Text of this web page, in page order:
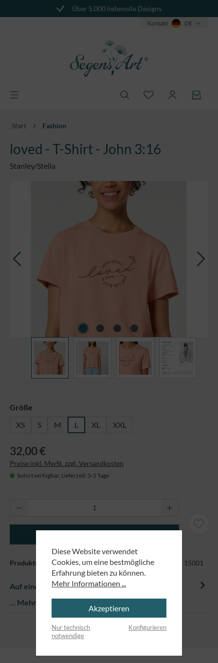
Über 5.000 liebevolle Designs
Kontakt DE
Start Fashion
loved - T-Shirt - John 3:16
Stanley/Stella
Bildergalerie überspringen
Größe
XS
S M L XL XXL
32,00 €
Preise inkl. MwSt. zzgl. Versandkosten
Sofort verfügbar, Lieferzeit: 3-5 Tage
Produkt Anzahl: Gib den gewünschten
Produktnummer:EM-STTW172-FraichePeche-D GrößeL 15001
Auf einem Blick
… Mehr
Diese Website verwendet
Cookies, um eine bestmögliche
Erfahrung bieten zu können.
Mehr Informationen ...
Akzeptieren
Nur technisch
notwendige
Konfigurieren